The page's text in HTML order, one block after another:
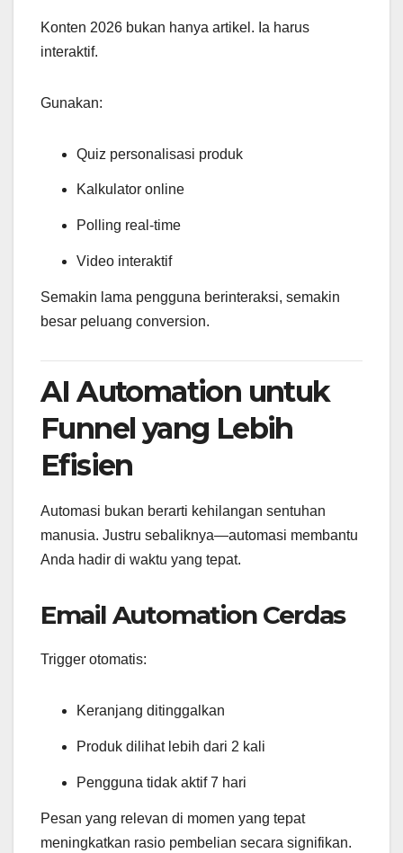
Konten 2026 bukan hanya artikel. Ia harus
interaktif.
Gunakan:
Quiz personalisasi produk
Kalkulator online
Polling real-time
Video interaktif
Semakin lama pengguna berinteraksi, semakin
besar peluang conversion.
AI Automation untuk
Funnel yang Lebih
Efisien
Automasi bukan berarti kehilangan sentuhan
manusia. Justru sebaliknya—automasi membantu
Anda hadir di waktu yang tepat.
Email Automation Cerdas
Trigger otomatis:
Keranjang ditinggalkan
Produk dilihat lebih dari 2 kali
Pengguna tidak aktif 7 hari
Pesan yang relevan di momen yang tepat
meningkatkan rasio pembelian secara signifikan.